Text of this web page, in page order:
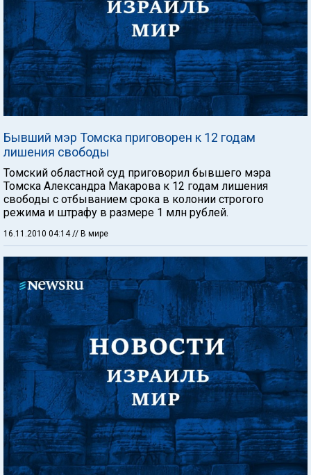
Бывший мэр Томска приговорен к 12 годам
лишения свободы
Томский областной суд приговорил бывшего мэра
Томска Александра Макарова к 12 годам лишения
свободы с отбыванием срока в колонии строгого
режима и штрафу в размере 1 млн рублей.
16.11.2010 04:14 // В мире